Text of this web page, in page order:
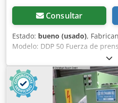
Consultar
Estado: bueno (usado),
Modelo: DDP 50 Fuerza de
Aerdgrkji Rek Mesa: mm ariete:
Proyección: 226 mm Longitud
Carrera del émbolo: Altura
Accesorios/equipamiento:
Dimensiones: 650 x 370 x 785 mm